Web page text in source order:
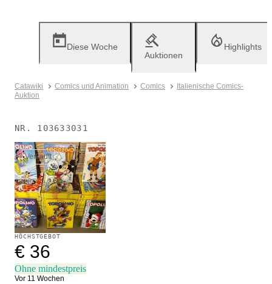
Diese Woche
Auktionen
Highlights
Catawiki Comics und Animation Comics
Italienische Comics-
Auktion
NR. 103633031
Verkauft
HÖCHSTGEBOT
€ 36
Ohne mindestpreis
Vor 11 Wochen